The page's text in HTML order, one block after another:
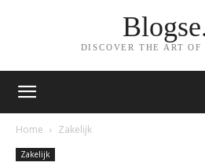
DISCOVER THE ART
Home Zakelijk
Zakelijk